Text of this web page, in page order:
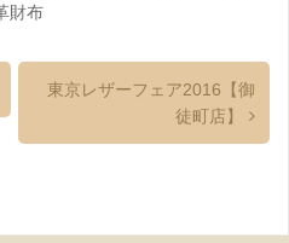
財布
東京レザーフェア2016【御
徒町店】